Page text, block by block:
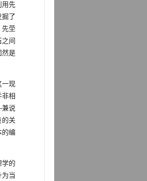
用先
掘了
先茔
间
然是
一现
相
说
关
的编
的
当